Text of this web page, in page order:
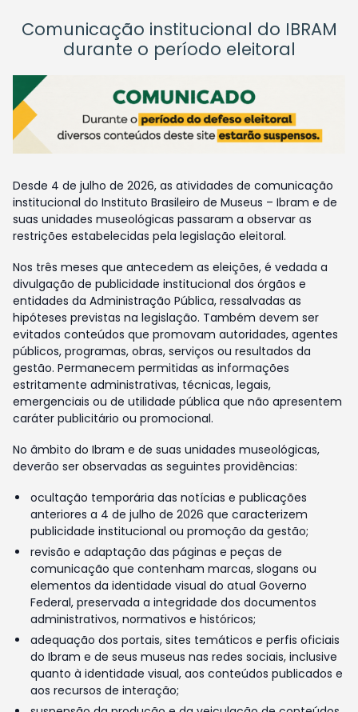
Comunicação institucional do IBRAM
durante o período eleitoral
Desde 4 de julho de 2026, as atividades de comunicação
institucional do Instituto Brasileiro de Museus – Ibram e de
suas unidades museológicas passaram a observar as
restrições estabelecidas pela legislação eleitoral.
Nos três meses que antecedem as eleições, é vedada a
divulgação de publicidade institucional dos órgãos e
entidades da Administração Pública, ressalvadas as
hipóteses previstas na legislação. Também devem ser
evitados conteúdos que promovam autoridades, agentes
públicos, programas, obras, serviços ou resultados da
gestão. Permanecem permitidas as informações
estritamente administrativas, técnicas, legais,
emergenciais ou de utilidade pública que não apresentem
caráter publicitário ou promocional.
No âmbito do Ibram e de suas unidades museológicas,
deverão ser observadas as seguintes providências:
ocultação temporária das notícias e publicações
anteriores a 4 de julho de 2026 que caracterizem
publicidade institucional ou promoção da gestão;
revisão e adaptação das páginas e peças de
comunicação que contenham marcas, slogans ou
elementos da identidade visual do atual Governo
Federal, preservada a integridade dos documentos
administrativos, normativos e históricos;
adequação dos portais, sites temáticos e perfis oficiais
do Ibram e de seus museus nas redes sociais, inclusive
quanto à identidade visual, aos conteúdos publicados e
aos recursos de interação;